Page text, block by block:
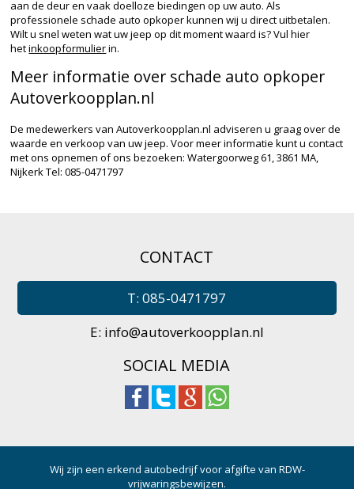
aan de deur en vaak doelloze biedingen op uw auto. Als
professionele schade auto opkoper kunnen wij u direct uitbetalen.
Wilt u snel weten wat uw jeep op dit moment waard is? Vul hier
hetinkoopformulierin.
Meer informatie over schade auto opkoper
Autoverkoopplan.nl
De medewerkers van Autoverkoopplan.nl adviseren u graag over de
waarde en verkoop van uw jeep. Voor meer informatie kunt u contact
met ons opnemen of ons bezoeken: Watergoorweg 61, 3861 MA,
Nijkerk Tel: 085-0471797
CONTACT
T: 085-0471797
E: info@autoverkoopplan.nl
SOCIAL MEDIA
Wij zijn een erkend autobedrijf voor afgifte van RDW-
vrijwaringsbewijzen.